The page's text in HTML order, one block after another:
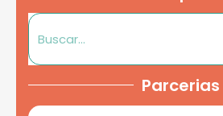
Parcerias